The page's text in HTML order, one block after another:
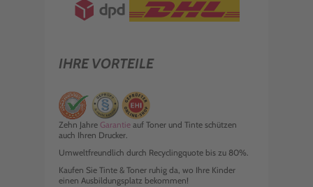
IHRE VORTEILE
Zehn Jahre Garantie auf Toner und Tinte schützen
auch Ihren Drucker.
Umweltfreundlich durch Recyclingquote bis zu 80%.
Kaufen Sie Tinte & Toner ruhig da, wo Ihre Kinder
einen Ausbildungsplatz bekommen!